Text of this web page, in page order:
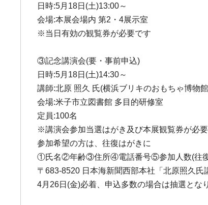
日時:5月18日(土)13:00～
会場:本展会場内 第2・4展示室
※当日有効の観覧券が必要です
③記念講演会(要・事前申込)
日時:5月18日(土)14:30～
講師:北原 照久 氏(横浜ブリキのおもちゃ博物
会場:米子市立図書館 多目的研修室
定員:100名
※講演会参加当選はがき及び本展観覧券が必要
参加希望の方は、往復はがきに
①氏名②年齢③住所④電話番号⑤参加人数(往復
〒683-8520 日本海新聞西部本社「北原照久氏
4月26日(金)必着、申込多数の場合は抽選とな